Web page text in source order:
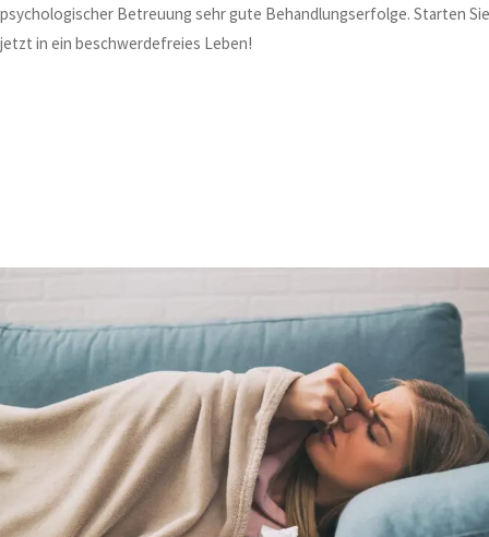
psychologischer Betreuung sehr gute Behandlungserfolge. Starten Sie
jetzt in ein beschwerdefreies Leben!